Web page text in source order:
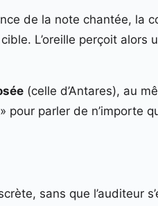
de la note chantée, la
L’oreille perçoit
(celle d’Antares), au
pour parler de n’importe
sans que l’auditeur